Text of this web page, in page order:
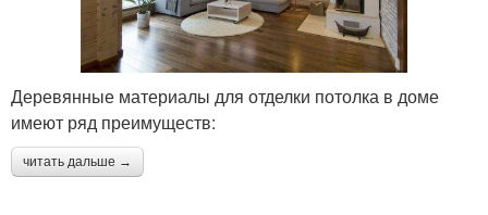
Деревянные материалы для отделки потолка в доме
имеют ряд преимуществ:
читать дальше →